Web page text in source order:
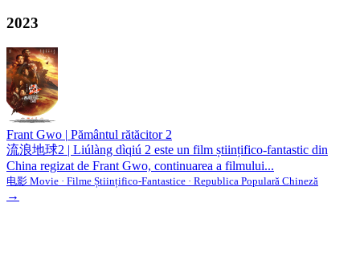
2023
Frant Gwo | Pământul rătăcitor 2
流浪地球2 | Liúlàng dìqiú 2 este un film științifico-fantastic din
China regizat de Frant Gwo, continuarea a filmului...
电影 Movie · Filme Științifico-Fantastice · Republica Populară Chineză
→